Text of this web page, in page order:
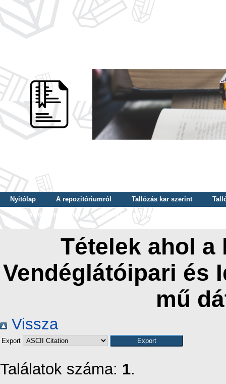
Nyitólap A repozitóriumról Tallózás kar szerint
Tallózás dátum szerint
Tallózás tudományterület szerint
Tételek ahol
Vendéglátóipari és
mű
Vissza
Export
Találatok száma: 1.